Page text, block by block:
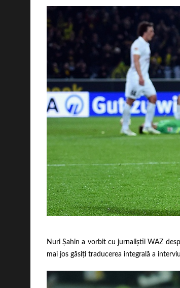
Nuri Șahin a vorbit cu jurnaliștii WAZ
mai jos găsiți traducerea integrală a